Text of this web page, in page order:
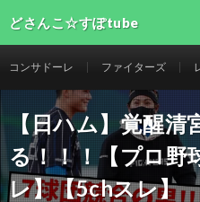
どさんこ☆すぽtube
コンサドーレ ファイターズ
【日ハム】覚醒清
る！！！【プロ野
レ】【5chスレ】